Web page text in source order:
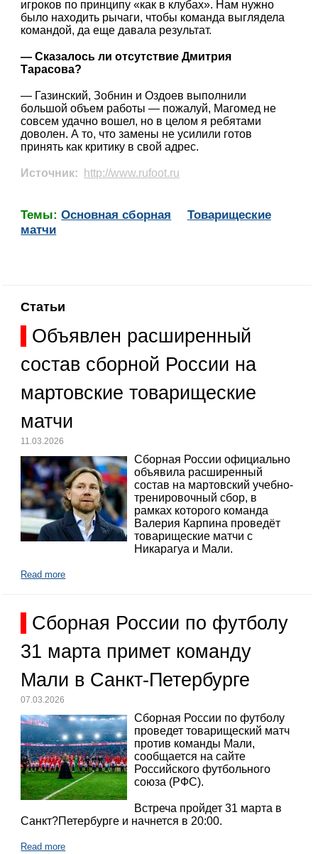
игроков по принципу «как в клубах». Нам нужно
было находить рычаги, чтобы команда выглядела
командой, да еще давала результат.
— Сказалось ли отсутствие Дмитрия
Тарасова?
— Газинский, Зобнин и Оздоев выполнили
большой объем работы — пожалуй, Магомед не
совсем удачно вошел, но в целом я ребятами
доволен. А то, что замены не усилили готов
принять как критику в свой адрес.
Источник: http://www.rufoot.ru
Темы:Основная сборная
Товарищеские
матчи
Статьи
Объявлен расширенный
состав сборной России на
мартовские товарищеские
матчи
11.03.2026
Сборная России официально
объявила расширенный
состав на мартовский учебно-
тренировочный сбор, в
рамках которого команда
Валерия Карпина проведёт
товарищеские матчи с
Никарагуа и Мали.
Read more
Сборная России по футболу
31 марта примет команду
Мали в Санкт-Петербурге
07.03.2026
Сборная России по футболу
проведет товарищеский матч
против команды Мали,
сообщается на сайте
Российского футбольного
союза (РФС).
Встреча пройдет 31 марта в
Санкт?Петербурге и начнется в 20:00.
Read more